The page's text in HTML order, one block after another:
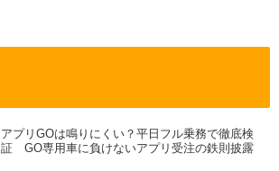
アプリGOは鳴りにくい？平日フル乗務で徹底検
証 GO専用車に負けないアプリ受注の鉄則披露